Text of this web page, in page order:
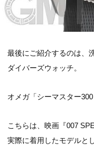
最後にご紹介するのは、
ダイバーズウォッチ。
オメガ「シーマスター
こちらは、映画『007
実際に着用したモデルと